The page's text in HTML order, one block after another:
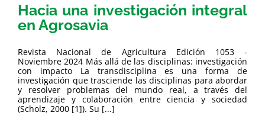
Hacia una investigación integral
en Agrosavia
Revista Nacional de Agricultura Edición 1053 -
Noviembre 2024 Más allá de las disciplinas: investigación
con impacto La transdisciplina es una forma de
investigación que trasciende las disciplinas para abordar
y resolver problemas del mundo real, a través del
aprendizaje y colaboración entre ciencia y sociedad
(Scholz, 2000 [1]). Su [...]